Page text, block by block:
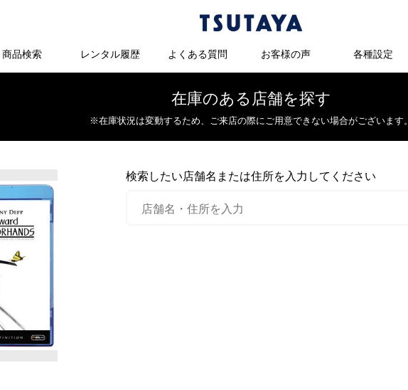
商品検索 レンタル履歴 よくある質問 お客様の声 各種設定
在庫のある店舗を探す
※在庫状況は変動するため、 ご来店の際にご用意できない場合がございます。
検索したい店舗名または住所を入力してください